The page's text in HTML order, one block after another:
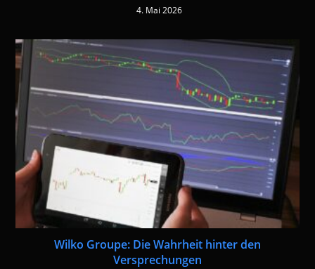
4. Mai 2026
Wilko Groupe: Die Wahrheit hinter den
Versprechungen